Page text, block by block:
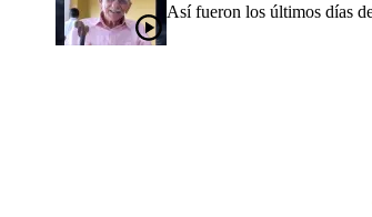
Así fueron los últimos días